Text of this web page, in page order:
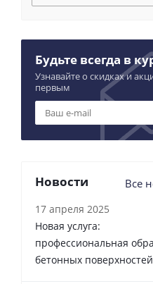
Будьте всегда в
Узнавайте о скидках и
первым
Новости Все
17 апреля 2025
Новая услуга:
профессиональная
бетонных поверхностей